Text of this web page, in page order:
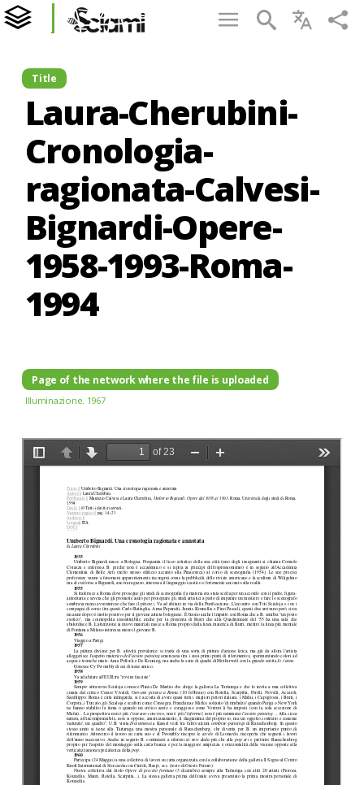
Title
Laura-Cherubini-
Cronologia-
ragionata-Calvesi-
Bignardi-Opere-
1958-1993-Roma-
1994
Page of the network where the file is uploaded
Illuminazione. 1967